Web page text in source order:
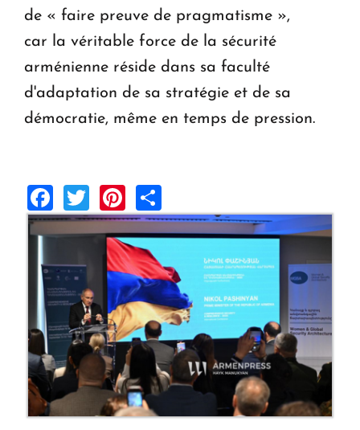
de « faire preuve de pragmatisme »,
car la véritable force de la sécurité
arménienne réside dans sa faculté
d'adaptation de sa stratégie et de sa
démocratie, même en temps de pression.
Facebook
TwitterPinterest